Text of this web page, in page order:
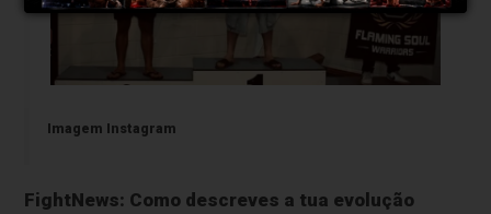
Imagem Instagram
FightNews: Como descreves a tua evolução